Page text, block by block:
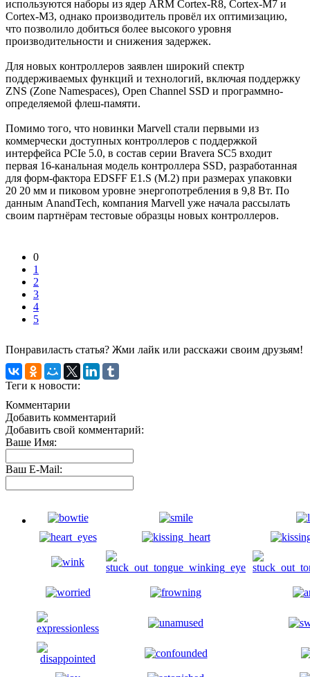
используются наборы из ядер ARM Cortex-R8, Cortex-M7 и
Cortex-M3, однако производитель провёл их оптимизацию,
что позволило добиться более высокого уровня
производительности и снижения задержек.
Для новых контроллеров заявлен широкий спектр
поддерживаемых функций и технологий, включая поддержку
ZNS (Zone Namespaces), Open Channel SSD и программно-
определяемой флеш-памяти.
Помимо того, что новинки Marvell стали первыми из
коммерчески доступных контроллеров с поддержкой
интерфейса PCIe 5.0, в состав серии Bravera SC5 входит
первая 16-канальная модель контроллера SSD, разработанная
для форм-фактора EDSFF E1.S (M.2) при размерах упаковки
20 20 мм и пиковом уровне энергопотребления в 9,8 Вт. По
данным AnandTech, компания Marvell уже начала рассылать
своим партнёрам тестовые образцы новых контроллеров.
0
1
2
3
4
5
Понравиласть статья? Жми лайк или расскажи своим друзьям!
Теги к новости:
Комментарии
Добавить комментарий
Добавить свой комментарий:
Ваше Имя:
Ваш E-Mail: